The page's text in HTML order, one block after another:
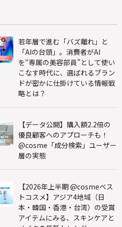
若年層で進む「バズ離れ」と
「AIの台頭」。消費者がAI
を“専属の美容部員”として使い
こなす時代に、選ばれるブラン
ドが密かに仕掛けている情報戦
略とは？
【データ公開】購入額2.2倍の
優良顧客へのアプローチも！
@cosme「成分検索」ユーザー
層の実態
【2026年上半期 @cosmeベス
トコスメ】アジア4地域（日
本・韓国・香港・台湾）の受賞
アイテムにみる、スキンケアと